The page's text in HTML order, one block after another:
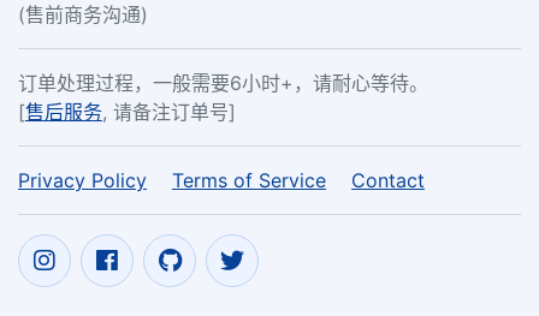
(售前商务沟通)
订单处理过程，一般需要6小时+，请耐心等待。
[售后服务, 请备注订单号]
Privacy Policy Terms of Service Contact